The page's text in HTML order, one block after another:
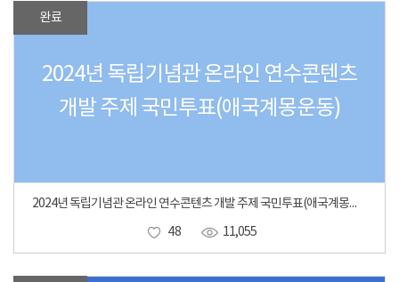
완료
2024년 독립기념관 온라인 연수콘텐츠
개발 주제 국민투표(애국계몽운동)
2024년 독립기념관 온라인 연수콘텐츠 개발 주제 국민투표(애국계몽운동)
48
11,055